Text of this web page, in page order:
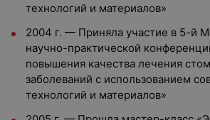
технологий и материалов»
2004 г. — Приняла участие в 5-й
научно-практической
повышения качества лечения
заболеваний с использованием
технологий и материалов»